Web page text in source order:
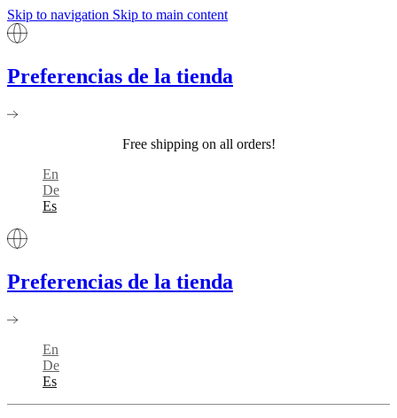
Skip to navigation Skip to main content
Preferencias de la tienda
Free shipping on all orders!
En
De
Es
Preferencias de la tienda
En
De
Es